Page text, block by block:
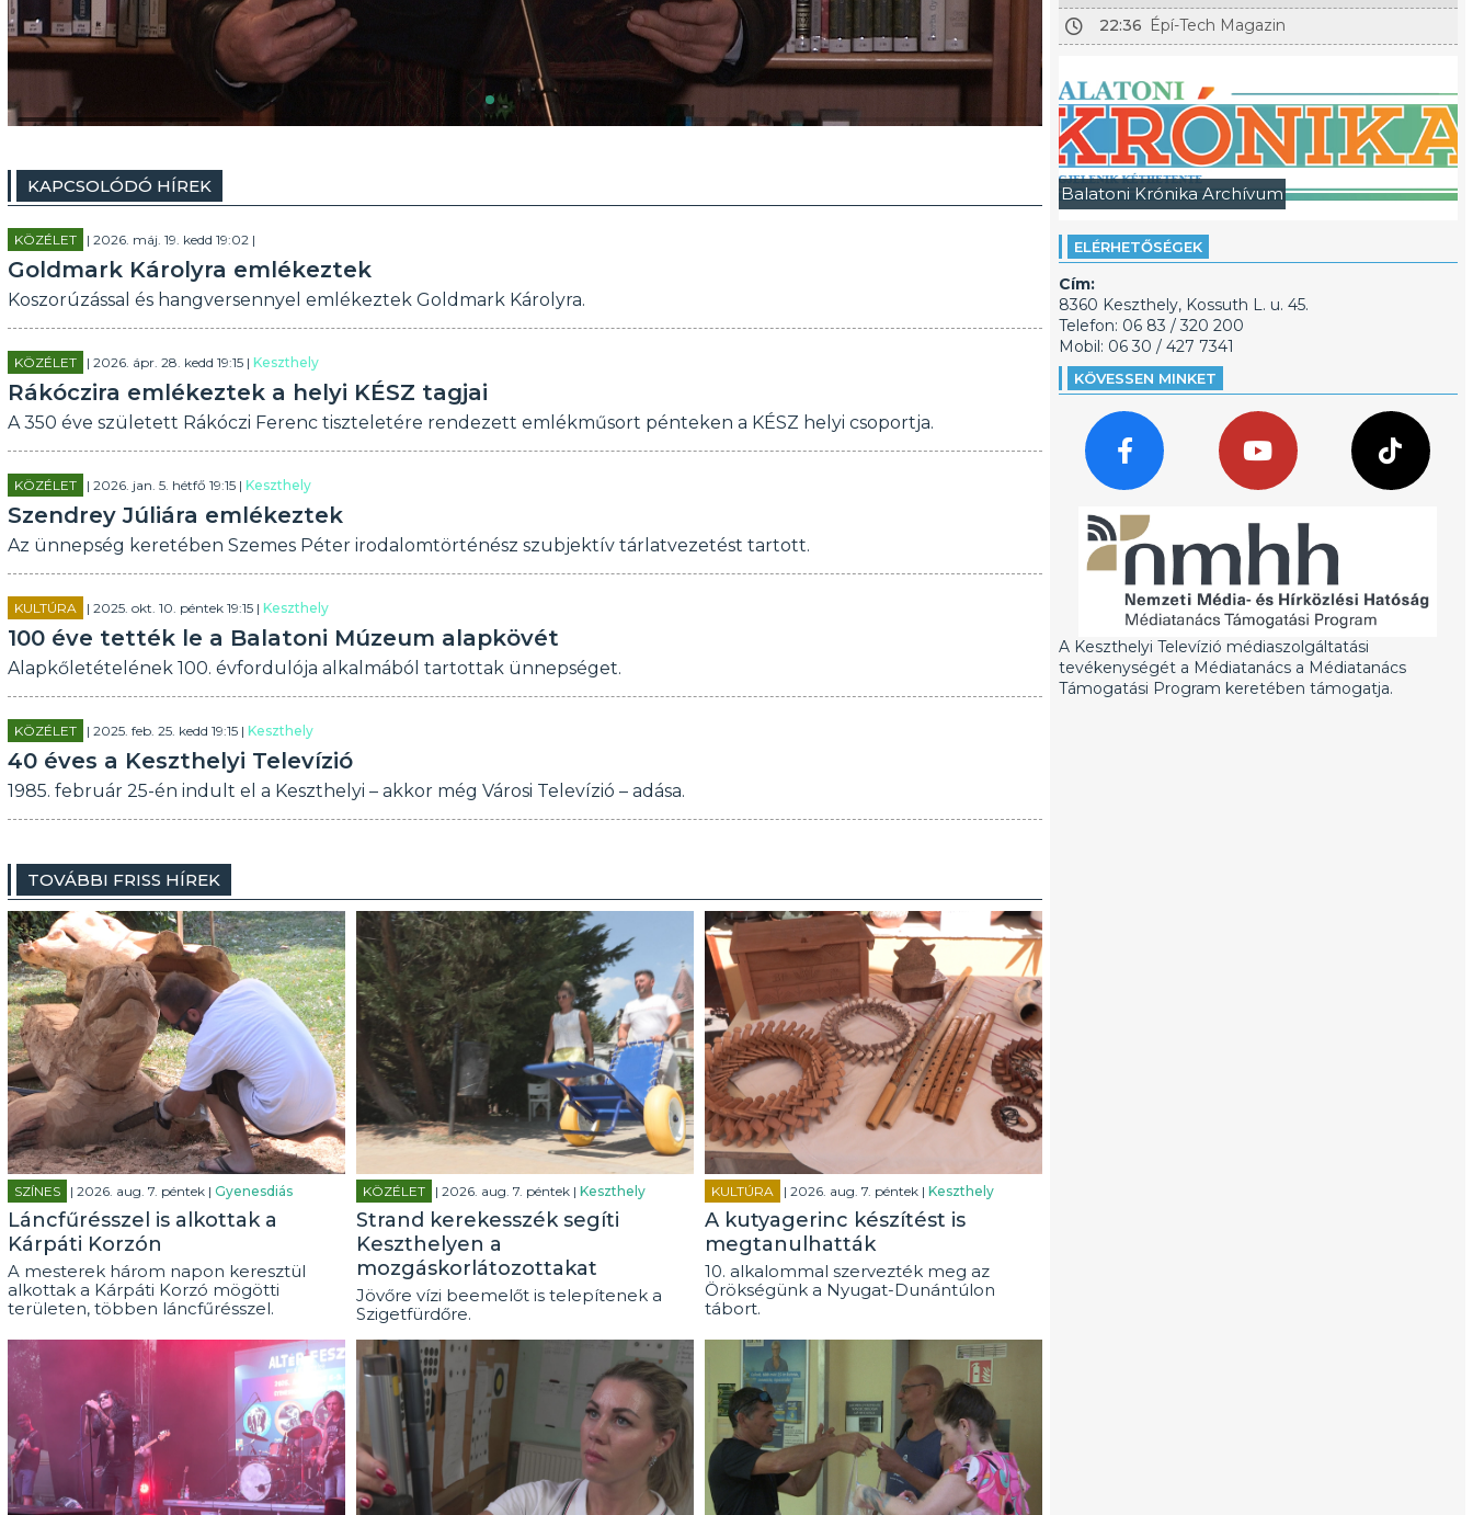
KAPCSOLÓDÓ HÍREK
KÖZÉLET | 2026. máj. 19. kedd 19:02 |
Goldmark Károlyra emlékeztek
Koszorúzással és hangversennyel emlékeztek Goldmark Károlyra.
KÖZÉLET | 2026. ápr. 28. kedd 19:15 | Keszthely
Rákóczira emlékeztek a helyi KÉSZ tagjai
A 350 éve született Rákóczi Ferenc tiszteletére rendezett emlékműsort pénteken a KÉSZ helyi csoportja.
KÖZÉLET | 2026. jan. 5. hétfő 19:15 | Keszthely
Szendrey Júliára emlékeztek
Az ünnepség keretében Szemes Péter irodalomtörténész szubjektív tárlatvezetést tartott.
KULTÚRA | 2025. okt. 10. péntek 19:15 | Keszthely
100 éve tették le a Balatoni Múzeum alapkövét
Alapkőletételének 100. évfordulója alkalmából tartottak ünnepséget.
KÖZÉLET | 2025. feb. 25. kedd 19:15 | Keszthely
40 éves a Keszthelyi Televízió
1985. február 25-én indult el a Keszthelyi – akkor még Városi Televízió – adása.
TOVÁBBI FRISS HÍREK
SZÍNES | 2026. aug. 7. péntek | Gyenesdiás
Láncfűrésszel is alkottak a
Kárpáti Korzón
A mesterek három napon keresztül
alkottak a Kárpáti Korzó mögötti
területen, többen láncfűrésszel.
KÖZÉLET | 2026. aug. 7. péntek | Keszthely
Strand kerekesszék segíti
Keszthelyen a
mozgáskorlátozottakat
Jövőre vízi beemelőt is telepítenek a
Szigetfürdőre.
KULTÚRA | 2026. aug. 7. péntek | Keszthely
A kutyagerinc készítést is
megtanulhatták
10. alkalommal szervezték meg az
Örökségünk a Nyugat-Dunántúlon
tábort.
22:36 Épí-Tech Magazin
Balatoni Krónika Archívum
ELÉRHETŐSÉGEK
Cím:
8360 Keszthely, Kossuth L. u. 45.
Telefon: 06 83 / 320 200
Mobil: 06 30 / 427 7341
KÖVESSEN MINKET
A Keszthelyi Televízió médiaszolgáltatási
tevékenységét a Médiatanács a Médiatanács
Támogatási Program keretében támogatja.